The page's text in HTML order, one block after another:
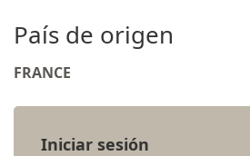
País de origen
FRANCE
Iniciar sesión